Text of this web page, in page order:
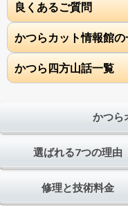
良くあるご質問
かつらカット情報館
かつら四方山話一覧
かつら
選ばれる7つの理由
修理と技術料金